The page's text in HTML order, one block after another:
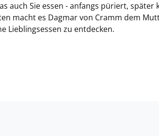
auch Sie essen - anfangs püriert, später
macht es Dagmar von Cramm dem
Lieblingsessen zu entdecken.